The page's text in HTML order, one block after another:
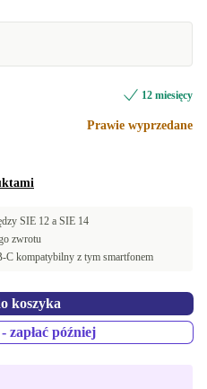
12 miesięcy
Prawie wyprzedane
SIE 12 a SIE 14
zwrotu
C kompatybilny z tym smartfonem
koszyka
zapłać później